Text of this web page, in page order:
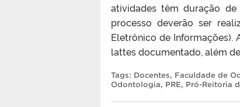
atividades têm duração
processo deverão ser
Eletrônico de Informações).
lattes documentado, além
Tags: Docentes, Faculdade de
Odontologia, PRE, Pró-Reitoria